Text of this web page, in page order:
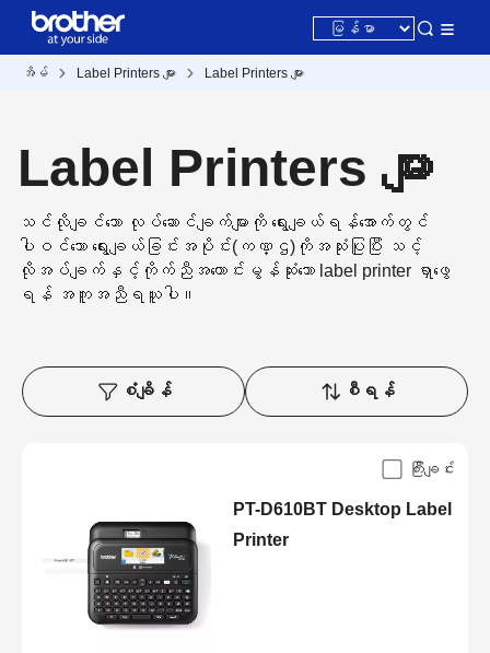
အိမ် Label Printers များ Label Printers များ
Label Printers များ
သင်လိုချင်သော လုပ်ဆောင်ချက်များကို ရွေးချယ်ရန်အောက်တွင်
ပါဝင်သော ရွေးချယ်ခြင်းအပိုင်း(ကဏ္ဌ)ကိုအသုံးပြုပြီး သင့်
လိုအပ်ချက်နှင့်ကိုက်ညီအကောင်းမွန်ဆုံးသော label printer ရှာဖွေ
ရန် အကူအညီရယူပါ။
စံချိန် စီရန်
ကြီးချင်း
PT-D610BT Desktop Label
Printer